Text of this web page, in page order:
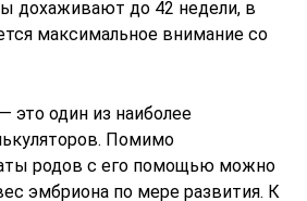
дохаживают до 42 недели, в
максимальное внимание со
это один из наиболее
Помимо
родов с его помощью можно
эмбриона по мере развития. К